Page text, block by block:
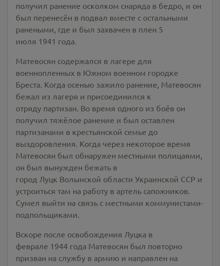
получил ранение осколком снаряда в бедро, и он
был перенесён в подвал вместе с остальными
ранеными, где и был захвачен в плен 5
июля 1941 года.
Матевосян содержался в лагере для
военнопленных в Южном военном городке
Бреста. Когда осенью зажило ранение, Матевосян
бежал из лагеря и присоединился к
отряду партизан. Во время одного из боёв он
получил тяжёлое ранение и был оставлен
партизанами в крестьянской семье до
выздоровления. Когда через некоторое время
Матевосян был обнаружен местными полицаями,
он был вынужден бежать в
город Луцк Волынской области Украинской ССР и
устроиться там на работу в артель сапожников.
Сумел выйти на связь с местными коммунистами-
подпольщиками.
Вскоре после освобождения Луцка в
феврале 1944 года Матевосян был повторно
призван на службу в армию и направлен на